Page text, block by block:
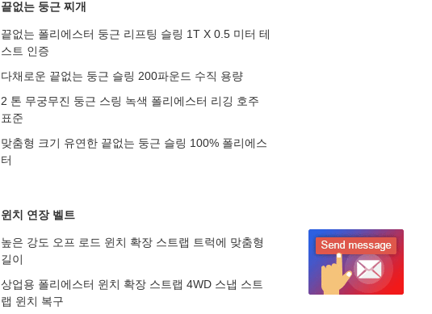
끝없는 둥근 찌개
끝없는 폴리에스터 둥근 리프팅 슬링 1T X 0.5 미터 테
스트 인증
다채로운 끝없는 둥근 슬링 200파운드 수직 용량
2 톤 무궁무진 둥근 스링 녹색 폴리에스터 리깅 호주
표준
맞춤형 크기 유연한 끝없는 둥근 슬링 100% 폴리에스
터
윈치 연장 벨트
높은 강도 오프 로드 윈치 확장 스트랩 트럭에 맞춤형
길이
상업용 폴리에스터 윈치 확장 스트랩 4WD 스냅 스트
랩 윈치 복구